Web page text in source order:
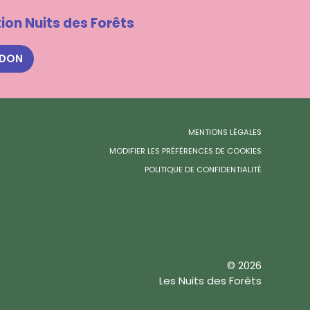
Nuits des Forêts
MENTIONS LÉGALES
MODIFIER LES PRÉFÉRENCES DE COOKIES
POLITIQUE DE CONFIDENTIALITÉ
© 2026
Les Nuits des Forêts